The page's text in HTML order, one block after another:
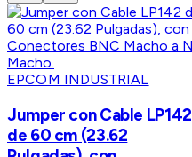
EPCOM INDUSTRIAL
Jumper con Cable LP142
de 60 cm (23.62